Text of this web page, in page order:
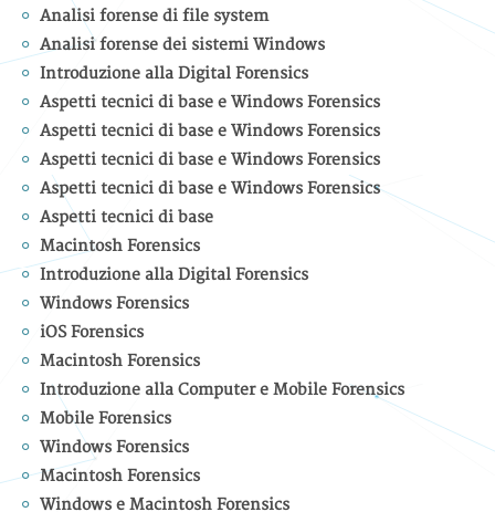
Analisi forense di file system
Analisi forense dei sistemi Windows
Introduzione alla Digital Forensics
Aspetti tecnici di base e Windows Forensics
Aspetti tecnici di base e Windows Forensics
Aspetti tecnici di base e Windows Forensics
Aspetti tecnici di base e Windows Forensics
Aspetti tecnici di base
Macintosh Forensics
Introduzione alla Digital Forensics
Windows Forensics
iOS Forensics
Macintosh Forensics
Introduzione alla Computer e Mobile Forensics
Mobile Forensics
Windows Forensics
Macintosh Forensics
Windows e Macintosh Forensics